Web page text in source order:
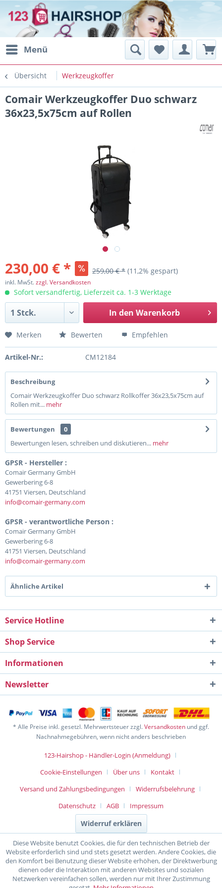
Menü
Übersicht Werkzeugkoffer
Comair Werkzeugkoffer Duo schwarz
36x23,5x75cm auf Rollen
230,00 € * 259,00 € * (11,2% gespart)
inkl. MwSt.zzgl. Versandkosten
Sofort versandfertig, Lieferzeit ca. 1-3 Werktage
In den Warenkorb
Merken Bewerten Empfehlen
Artikel-Nr.: CM12184
Beschreibung
Comair Werkzeugkoffer Duo schwarz Rollkoffer 36x23,5x75cm auf
Rollen mit... mehr
Bewertungen
0
Bewertungen lesen, schreiben und diskutieren... mehr
GPSR - Hersteller :
Comair Germany GmbH
Gewerbering 6-8
41751 Viersen, Deutschland
info@comair-germany.com
GPSR - verantwortliche Person :
Comair Germany GmbH
Gewerbering 6-8
41751 Viersen, Deutschland
info@comair-germany.com
Ähnliche Artikel
Service Hotline
Shop Service
Informationen
Newsletter
* Alle Preise inkl. gesetzl. Mehrwertsteuer zzgl.Versandkosten und ggf.
Nachnahmegebühren, wenn nicht anders beschrieben
123-Hairshop - Händler-Login (Anmeldung)
Cookie-Einstellungen
Über uns
Kontakt
Versand und Zahlungsbedingungen
Widerrufsbelehrung
Datenschutz
AGB Impressum
Widerruf erklären
Diese Website benutzt Cookies, die für den technischen Betrieb der
Website erforderlich sind und stets gesetzt werden. Andere Cookies, die
den Komfort bei Benutzung dieser Website erhöhen, der Direktwerbung
dienen oder die Interaktion mit anderen Websites und sozialen
Netzwerken vereinfachen sollen, werden nur mit Ihrer Zustimmung